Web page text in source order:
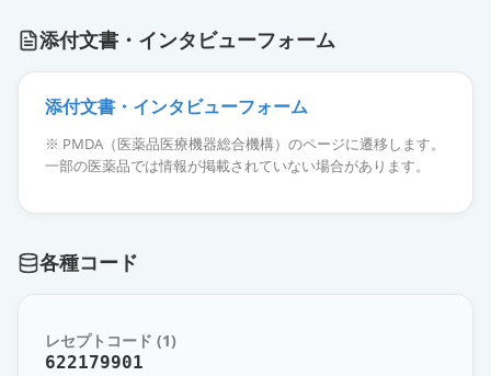
5mg「NIG」
薬価 10.80 円
林」
薬価 10.80 円
通常出荷
イト」
オロパタジン塩酸塩OD錠5mg「テ
添付文書・インタビューフォーム
添付文書・インタビューフォーム
※ PMDA（医薬品医療機器総合機構）のページに遷移します。
一部の医薬品では情報が掲載されていない場合があります。
各種コード
レセプトコード (1)
622179901